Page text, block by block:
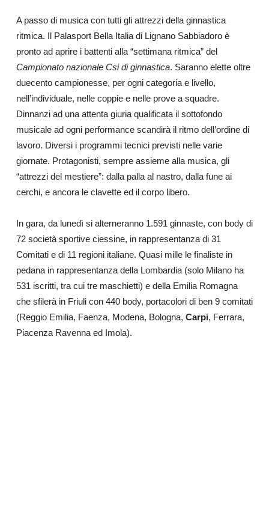
A passo di musica con tutti gli attrezzi della ginnastica
ritmica. Il Palasport Bella Italia di Lignano Sabbiadoro è
pronto ad aprire i battenti alla “settimana ritmica” del
Campionato nazionale Csi di ginnastica. Saranno elette oltre
duecento campionesse, per ogni categoria e livello,
nell’individuale, nelle coppie e nelle prove a squadre.
Dinnanzi ad una attenta giuria qualificata il sottofondo
musicale ad ogni performance scandirà il ritmo dell’ordine di
lavoro. Diversi i programmi tecnici previsti nelle varie
giornate. Protagonisti, sempre assieme alla musica, gli
“attrezzi del mestiere”: dalla palla al nastro, dalla fune ai
cerchi, e ancora le clavette ed il corpo libero.
In gara, da lunedì si alterneranno 1.591 ginnaste, con body di
72 società sportive ciessine, in rappresentanza di 31
Comitati e di 11 regioni italiane. Quasi mille le finaliste in
pedana in rappresentanza della Lombardia (solo Milano ha
531 iscritti, tra cui tre maschietti) e della Emilia Romagna
che sfilerà in Friuli con 440 body, portacolori di ben 9 comitati
(Reggio Emilia, Faenza, Modena, Bologna, Carpi, Ferrara,
Piacenza Ravenna ed Imola).